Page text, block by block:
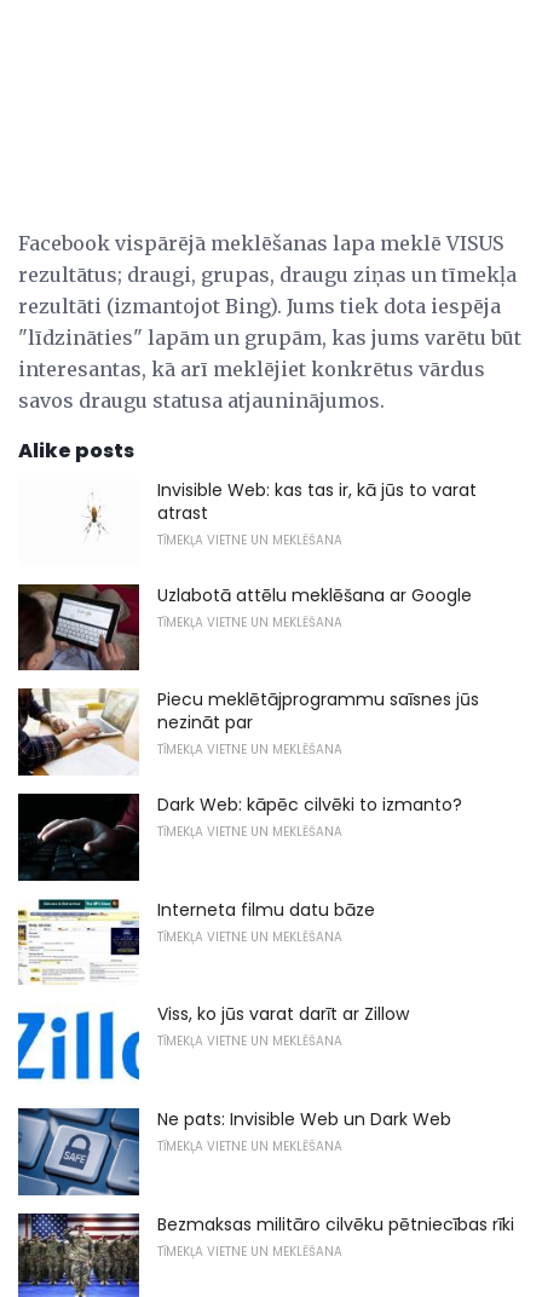
Facebook vispārējā meklēšanas lapa meklē VISUS
rezultātus; draugi, grupas, draugu ziņas un tīmekļa
rezultāti (izmantojot Bing). Jums tiek dota iespēja
"līdzināties" lapām un grupām, kas jums varētu būt
interesantas, kā arī meklējiet konkrētus vārdus
savos draugu statusa atjauninājumos.
Alike posts
Invisible Web: kas tas ir, kā jūs to varat
atrast
TĪMEKĻA VIETNE UN MEKLĒŠANA
Uzlabotā attēlu meklēšana ar Google
TĪMEKĻA VIETNE UN MEKLĒŠANA
Piecu meklētājprogrammu saīsnes jūs
nezināt par
TĪMEKĻA VIETNE UN MEKLĒŠANA
Dark Web: kāpēc cilvēki to izmanto?
TĪMEKĻA VIETNE UN MEKLĒŠANA
Interneta filmu datu bāze
TĪMEKĻA VIETNE UN MEKLĒŠANA
Viss, ko jūs varat darīt ar Zillow
TĪMEKĻA VIETNE UN MEKLĒŠANA
Ne pats: Invisible Web un Dark Web
TĪMEKĻA VIETNE UN MEKLĒŠANA
Bezmaksas militāro cilvēku pētniecības rīki
TĪMEKĻA VIETNE UN MEKLĒŠANA